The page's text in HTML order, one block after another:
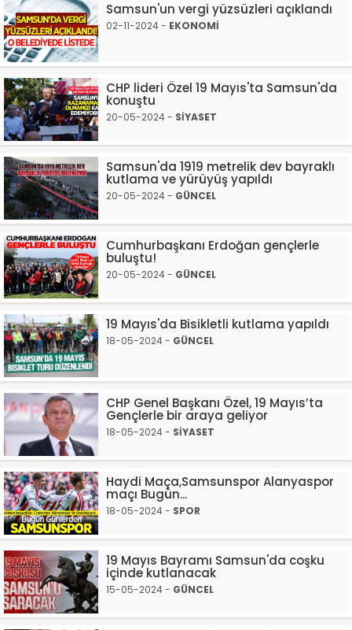
Samsun'un vergi yüzsüzleri açıklandı
02-11-2024 - EKONOMİ
CHP lideri Özel 19 Mayıs'ta Samsun'da
konuştu
20-05-2024 - SİYASET
Samsun'da 1919 metrelik dev bayraklı
kutlama ve yürüyüş yapıldı
20-05-2024 - GÜNCEL
Cumhurbaşkanı Erdoğan gençlerle
buluştu!
20-05-2024 - GÜNCEL
19 Mayıs'da Bisikletli kutlama yapıldı
18-05-2024 - GÜNCEL
CHP Genel Başkanı Özel, 19 Mayıs’ta
Gençlerle bir araya geliyor
18-05-2024 - SİYASET
Haydi Maça,Samsunspor Alanyaspor
maçı Bugün...
18-05-2024 - SPOR
19 Mayıs Bayramı Samsun'da coşku
içinde kutlanacak
15-05-2024 - GÜNCEL